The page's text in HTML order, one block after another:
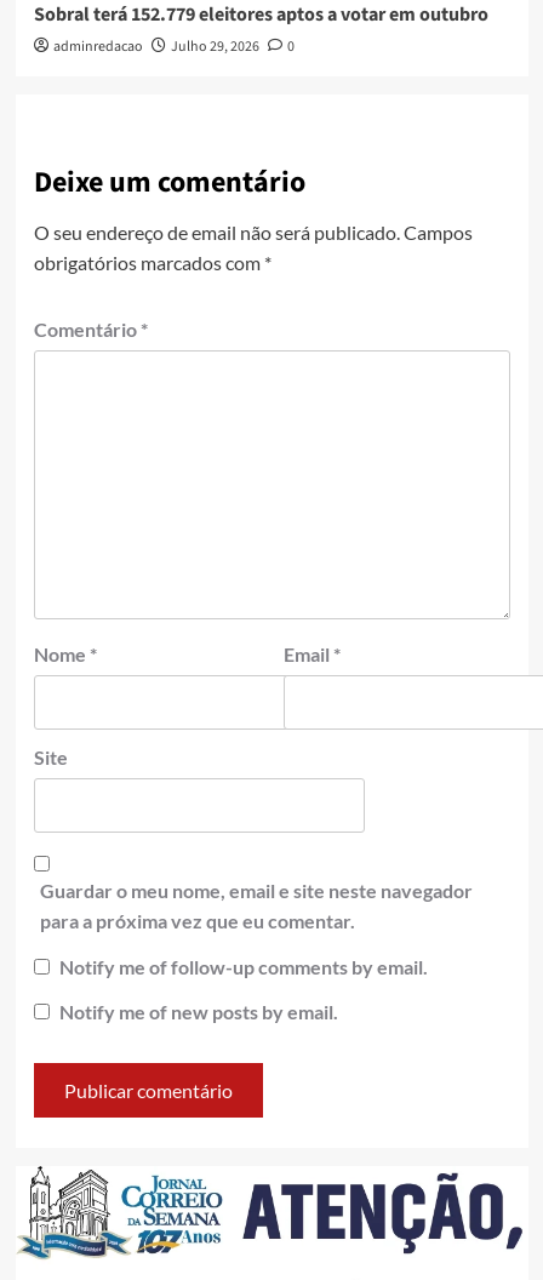
Sobral terá 152.779 eleitores aptos a votar em outubro
adminredacao Julho 29, 2026 0
Deixe um comentário
O seu endereço de email não será publicado.Campos
obrigatórios marcados com *
Comentário *
Nome * Email *
Site
Guardar o meu nome, email e site neste navegador
para a próxima vez que eu comentar.
Notify me of follow-up comments by email.
Notify me of new posts by email.